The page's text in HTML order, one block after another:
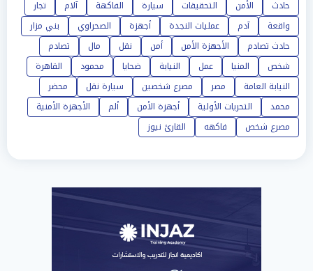
حادث الأمن التحقيقات سيارة الفاكهة آلام
تجار
واقعة
آدم عمليات النجدة أجهزة الصحراوي
بني مزار
حادث تصادم
الأجهزة الأمن أمن نقل مال
تصادم
شخص
المنيا عمل النيابة ضحايا محمود
القاهرة
النيابة العامة
مصر مصرع شخصين سيارة نقل
محضر
محمد
التحريات الأولية أجهزة الأمن ألم
الأجهزة الأمنية
مصرع شخص
فاكهه القارئ نيوز